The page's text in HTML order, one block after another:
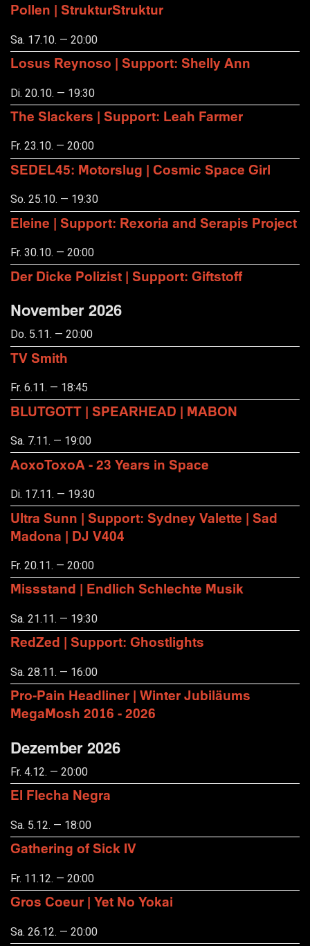
Pollen | StrukturStruktur
Sa. 17.10. — 20:00
Losus Reynoso | Support: Shelly Ann
Di. 20.10. — 19:30
The Slackers | Support: Leah Farmer
Fr. 23.10. — 20:00
SEDEL45: Motorslug | Cosmic Space Girl
So. 25.10. — 19:30
Eleine | Support: Rexoria and Serapis Project
Fr. 30.10. — 20:00
Der Dicke Polizist | Support: Giftstoff
November 2026
Do. 5.11. — 20:00
TV Smith
Fr. 6.11. — 18:45
BLUTGOTT | SPEARHEAD | MABON
Sa. 7.11. — 19:00
AoxoToxoA - 23 Years in Space
Di. 17.11. — 19:30
Ultra Sunn | Support: Sydney Valette | Sad
Madona | DJ V404
Fr. 20.11. — 20:00
Missstand | Endlich Schlechte Musik
Sa. 21.11. — 19:30
RedZed | Support: Ghostlights
Sa. 28.11. — 16:00
Pro-Pain Headliner | Winter Jubiläums
MegaMosh 2016 - 2026
Dezember 2026
Fr. 4.12. — 20:00
El Flecha Negra
Sa. 5.12. — 18:00
Gathering of Sick IV
Fr. 11.12. — 20:00
Gros Coeur | Yet No Yokai
Sa. 26.12. — 20:00